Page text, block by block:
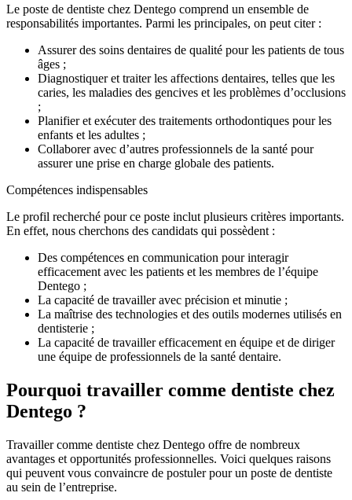
Le poste de dentiste chez Dentego comprend un ensemble de
responsabilités importantes. Parmi les principales, on peut citer :
Assurer des soins dentaires de qualité pour les patients de tous
âges ;
Diagnostiquer et traiter les affections dentaires, telles que les
caries, les maladies des gencives et les problèmes d’occlusions
;
Planifier et exécuter des traitements orthodontiques pour les
enfants et les adultes ;
Collaborer avec d’autres professionnels de la santé pour
assurer une prise en charge globale des patients.
Compétences indispensables
Le profil recherché pour ce poste inclut plusieurs critères importants.
En effet, nous cherchons des candidats qui possèdent :
Des compétences en communication pour interagir
efficacement avec les patients et les membres de l’équipe
Dentego ;
La capacité de travailler avec précision et minutie ;
La maîtrise des technologies et des outils modernes utilisés en
dentisterie ;
La capacité de travailler efficacement en équipe et de diriger
une équipe de professionnels de la santé dentaire.
Pourquoi travailler comme dentiste chez
Dentego ?
Travailler comme dentiste chez Dentego offre de nombreux
avantages et opportunités professionnelles. Voici quelques raisons
qui peuvent vous convaincre de postuler pour un poste de dentiste
au sein de l’entreprise.